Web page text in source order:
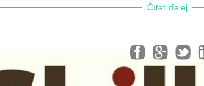
Čítať ďalej